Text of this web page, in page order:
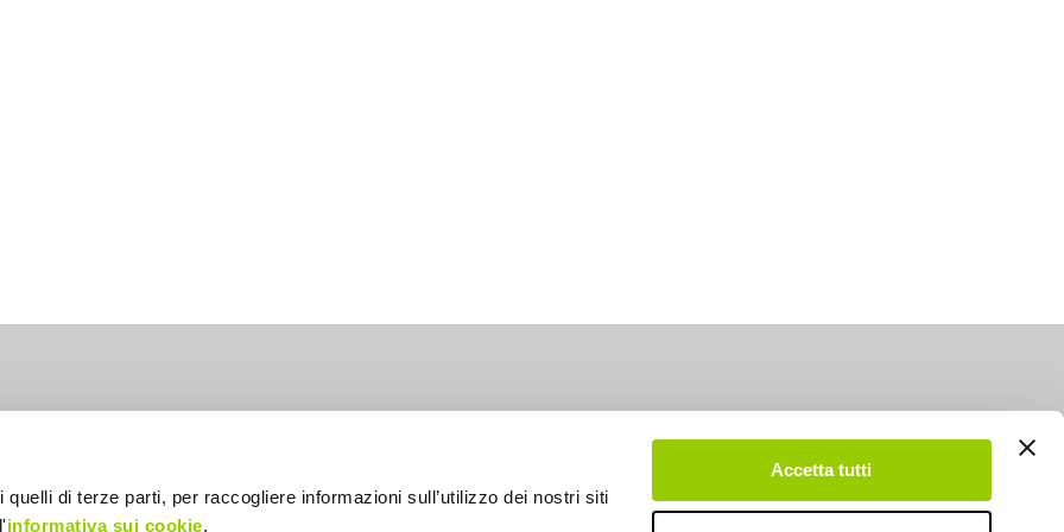
di terze parti, per raccogliere informazioni sull’utilizzo dei nostri siti
informativa sui cookie.
Accetta tutti